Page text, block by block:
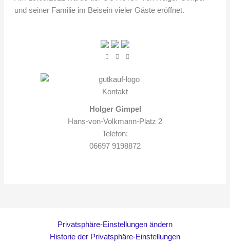
und seiner Familie im Beisein vieler Gäste eröffnet.
Kontakt
Holger Gimpel
Hans-von-Volkmann-Platz 2
Telefon:
06697 9198872
Privatsphäre-Einstellungen ändern
Historie der Privatsphäre-Einstellungen